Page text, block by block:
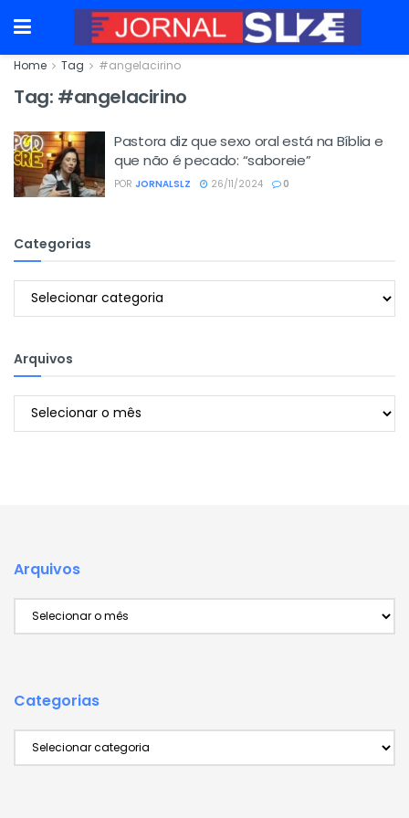
Home Tag #angelacirino
Tag: #angelacirino
Pastora diz que sexo oral está na Bíblia e
que não é pecado: “saboreie”
POR JORNALSLZ 26/11/2024 0
Categorias
Categorias
Arquivos
Arquivos
Arquivos
Categorias